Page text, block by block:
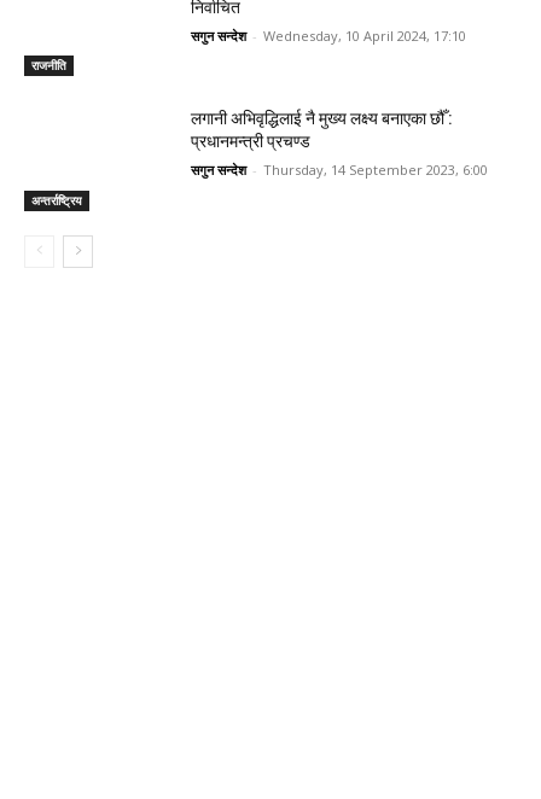
राजनीति
निर्वाचित
सगुन सन्देश - Wednesday, 10 April 2024, 17:10
अन्तर्राष्ट्रिय
लगानी अभिवृद्धिलाई नै मुख्य लक्ष्य बनाएका छौँ :
प्रधानमन्त्री प्रचण्ड
सगुन सन्देश - Thursday, 14 September 2023, 6:00